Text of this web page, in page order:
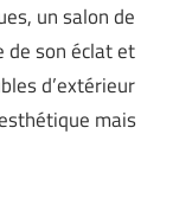
un salon de
de son éclat et
d’extérieur
mais